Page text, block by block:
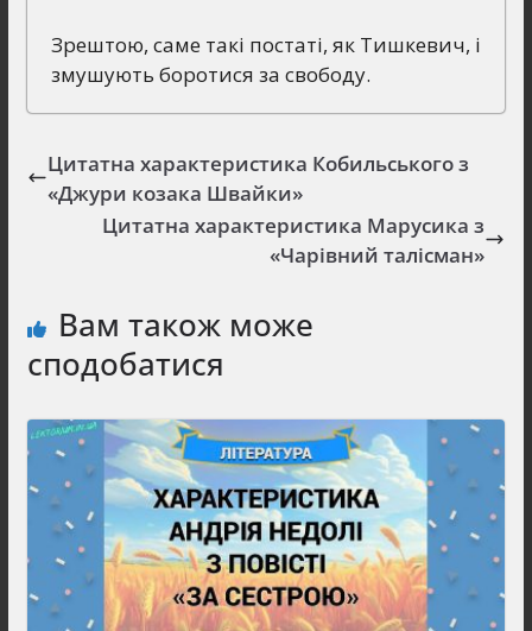
Зрештою, саме такі постаті, як Тишкевич, і
змушують боротися за свободу.
Цитатна характеристика Кобильського з
«Джури козака Швайки»
Цитатна характеристика Марусика з
«Чарівний талісман»
Вам також може
сподобатися